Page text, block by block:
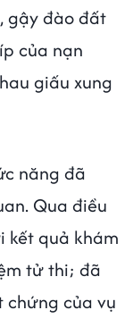
gậy đào đất
của nạn
giấu xung
năng đã
Qua điều
kết quả khám
tử thi; đã
của vụ